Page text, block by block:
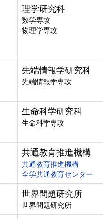
理学研究科
数学専攻
物理学専攻
先端情報学研究科
先端情報学専攻
生命科学研究科
生命科学専攻
共通教育推進機構
共通教育推進機構
全学共通教育センター
世界問題研究所
世界問題研究所